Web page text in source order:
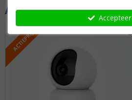
Aanvullende producten
ACTIEPRIJS
Accepteer